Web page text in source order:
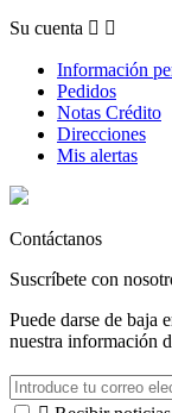
Su cuenta  
Información
Pedidos
Notas Crédito
Direcciones
Mis alertas
Contáctanos
Suscríbete con
Puede darse de baja
nuestra información